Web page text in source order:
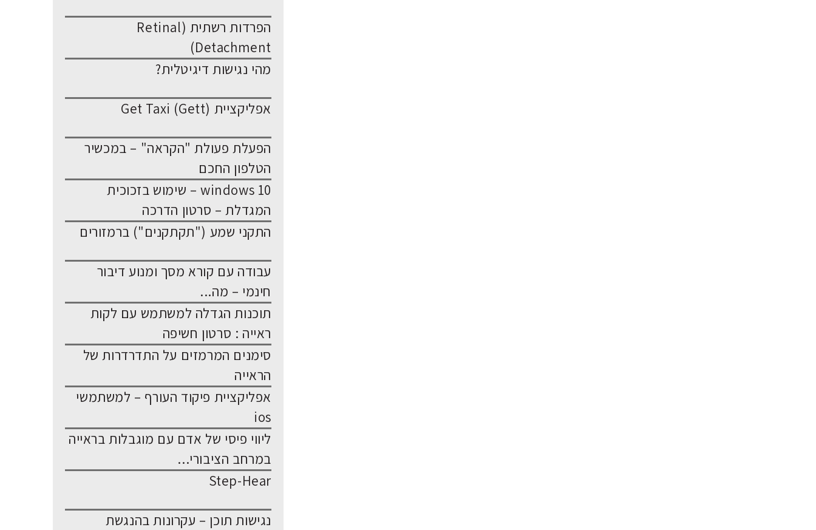
הפרדות רשתית (Retinal
Detachment)
מהי נגישות דיגיטלית?
אפליקציית Get Taxi (Gett)
הפעלת פעולת "הקראה" – במכשיר
הטלפון החכם
windows 10 – שימוש בזכוכית
המגדלת – סרטון הדרכה
התקני שמע ("תקתקנים") ברמזורים
עבודה עם קורא מסך ומנוע דיבור
חינמי – מה...
תוכנות הגדלה למשתמש עם לקות
ראייה : סרטון חשיפה
סימנים המרמזים על התדרדרות של
הראייה
אפליקציית פיקוד העורף – למשתמשי
ios
ליווי פיסי של אדם עם מוגבלות בראייה
במרחב הציבורי...
Step-Hear
נגישות תוכן – עקרונות בהנגשת